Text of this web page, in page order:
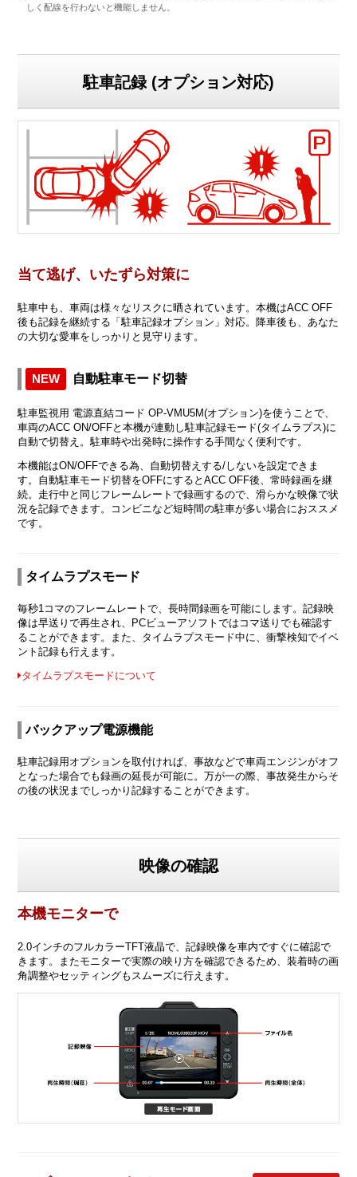
しく配線を行わないと機能しません。
駐車記録 (オプション対応)
当て逃げ、いたずら対策に
駐車中も、車両は様々なリスクに晒されています。本機はACC OFF
後も記録を継続する「駐車記録オプション」対応。降車後も、あなた
の大切な愛車をしっかりと見守ります。
NEW 自動駐車モード切替
駐車監視用 電源直結コード OP-VMU5M(オプション)を使うことで、
車両のACC ON/OFFと本機が連動し駐車記録モード(タイムラプス)に
自動で切替え。駐車時や出発時に操作する手間なく便利です。
本機能はON/OFFできる為、自動切替えする/しないを設定できま
す。自動駐車モード切替をOFFにするとACC OFF後、常時録画を継
続。走行中と同じフレームレートで録画するので、滑らかな映像で状
況を記録できます。コンビニなど短時間の駐車が多い場合におススメ
です。
タイムラプスモード
毎秒1コマのフレームレートで、長時間録画を可能にします。記録映
像は早送りで再生され、PCビューアソフトではコマ送りでも確認す
ることができます。また、タイムラプスモード中に、衝撃検知でイベ
ント記録も行えます。
タイムラプスモードについて
バックアップ電源機能
駐車記録用オプションを取付ければ、事故などで車両エンジンがオフ
となった場合でも録画の延長が可能に。万が一の際、事故発生からそ
の後の状況までしっかり記録することができます。
映像の確認
本機モニターで
2.0インチのフルカラーTFT液晶で、記録映像を車内ですぐに確認で
きます。またモニターで実際の映り方を確認できるため、装着時の画
角調整やセッティングもスムーズに行えます。